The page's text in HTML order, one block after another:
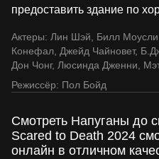
предоставить здание по
Актеры: Лин Шэй, Билл Моусли
Конефал, Джейд Чайновет,
Дон Чонг, Люсинда Дженни,
Режиссёр: Пол Бойд
Смотреть Напуганы до
Scared to Death 2024
онлайн в отличном